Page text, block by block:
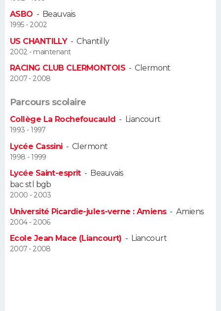
Alimentation
Guide de la santé
Maladies
Médicaments
Sommeil
VOYAGE
Destinations
City break
Voyage nature
Voyage de noces
Forum
Climat
+
PHOTO
GUIDES D'ACHAT
CARTE DE VOEUX
Carte de Noël
Carte Bonne année
Carte Saint-Valentin
Carte Pâques
Carte d'anniversaire
Dictionnaire
Biographies
Citations
Expressions
Proverbes
PROGRAMME TV
COPAINS D'AVANT
AVIS DE DÉCÈS
Bricolage
Lifestyle
Culture
Sport
Auto
Television
Voyage
Cinema
ASBO - Beauvais
1995 - 2002
US CHANTILLY-Chantilly
2002 - maintenant
RACING CLUB CLERMONTOIS -Clermont
2007 - 2008
Parcours scolaire
Collège La Rochefoucauld - Liancourt
1993 - 1997
Lycée Cassini- Clermont
1998 - 1999
Lycée Saint-esprit- Beauvais
bac stl bgb
2000 - 2003
Université Picardie-jules-verne : Amiens- Amiens
2004 - 2006
Ecole Jean Mace (Liancourt) - Liancourt
2007 - 2008